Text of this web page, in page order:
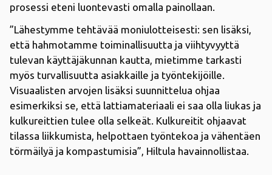
prosessi eteni luontevasti omalla painollaan.
”Lähestymme tehtävää moniulotteisesti: sen lisäksi,
että hahmotamme toiminallisuutta ja viihtyvyyttä
tulevan käyttäjäkunnan kautta, mietimme tarkasti
myös turvallisuutta asiakkaille ja työntekijöille.
Visuaalisten arvojen lisäksi suunnittelua ohjaa
esimerkiksi se, että lattiamateriaali ei saa olla liukas ja
kulkureittien tulee olla selkeät. Kulkureitit ohjaavat
tilassa liikkumista, helpottaen työntekoa ja vähentäen
törmäilyä ja kompastumisia”, Hiltula havainnollistaa.